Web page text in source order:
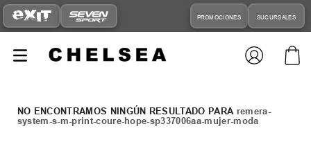
PROMOCIONES SUCURSALES
remera-
system-s-m-print-coure-hope-sp337006aa-mujer-moda